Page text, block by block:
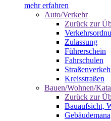
mehr erfahren
Auto/Verkehr
Zurück zur
Zulassung
Führerschein
Fahrschulen
Kreisstraßen
Bauen/Wohnen/
Zurück zur
Bauaufsicht,